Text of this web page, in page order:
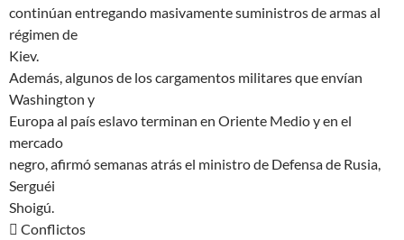
continúan entregando masivamente suministros de armas al
régimen de
Kiev.
Además, algunos de los cargamentos militares que envían
Washington y
Europa al país eslavo terminan en Oriente Medio y en el
mercado
negro, afirmó semanas atrás el ministro de Defensa de Rusia,
Serguéi
Shoigú.
 Conflictos